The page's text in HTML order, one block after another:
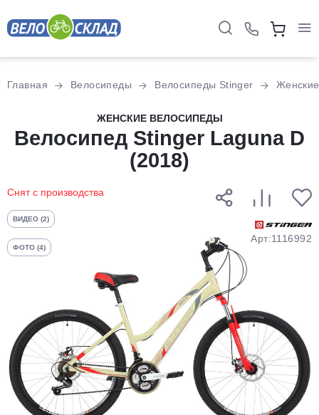
Главная Велосипеды Велосипеды Stinger Женские
ЖЕНСКИЕ ВЕЛОСИПЕДЫ
Велосипед Stinger Laguna D
(2018)
Снят с производства
ВИДЕО (2)
ФОТО (4)
Арт:1116992
Разбейте
оплатуна части
без переплат
График платежей
Добавляйте товары
в корзину
Оплачивайте сегодня только